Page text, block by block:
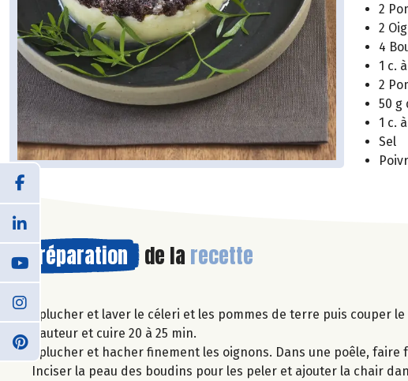
2
2
4
1 c.
2
50 g
1 c.
Sel
Préparation de la recette
Éplucher et laver le céleri et les pommes de terre puis couper
hauteur et cuire 20 à 25 min.
Éplucher et hacher finement les oignons. Dans une poêle,
Inciser la peau des boudins pour les peler et ajouter la chair